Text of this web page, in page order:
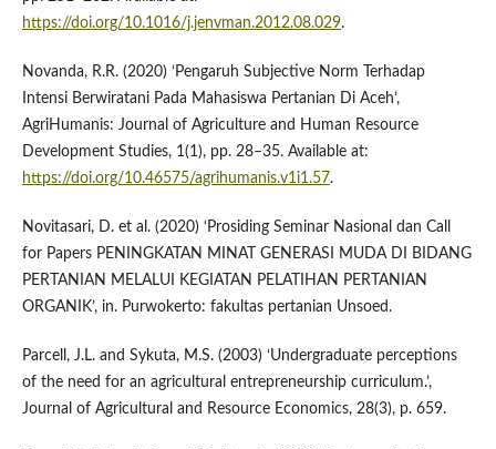
https://doi.org/10.1016/j.jenvman.2012.08.029.
Novanda, R.R. (2020) ‘Pengaruh Subjective Norm Terhadap
Intensi Berwiratani Pada Mahasiswa Pertanian Di Aceh’,
AgriHumanis: Journal of Agriculture and Human Resource
Development Studies, 1(1), pp. 28–35. Available at:
https://doi.org/10.46575/agrihumanis.v1i1.57.
Novitasari, D. et al. (2020) ‘Prosiding Seminar Nasional dan Call
for Papers PENINGKATAN MINAT GENERASI MUDA DI BIDANG
PERTANIAN MELALUI KEGIATAN PELATIHAN PERTANIAN
ORGANIK’, in. Purwokerto: fakultas pertanian Unsoed.
Parcell, J.L. and Sykuta, M.S. (2003) ‘Undergraduate perceptions
of the need for an agricultural entrepreneurship curriculum.’,
Journal of Agricultural and Resource Economics, 28(3), p. 659.